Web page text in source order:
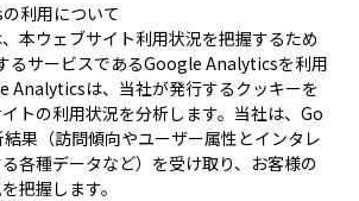
利用について
本ウェブサイト利用状況を把握するため
るサービスであるGoogle Analyticsを利用
Analyticsは、当社が発行するクッキーを
トの利用状況を分析します。当社は、Go
果（訪問傾向やユーザー属性とインタレ
各種データなど）を受け取り、お客様の
把握します。